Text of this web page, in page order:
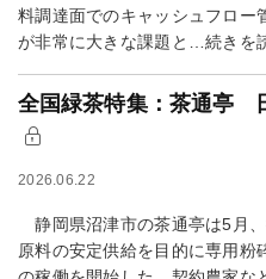
料調達面でのキャッシュフロー
が非常に大きな課題と…続きを
全国緑茶特集：茶通亭
2026.06.22
静岡県沼津市の茶通亭は5月
原料の安定供給を目的に専用粉